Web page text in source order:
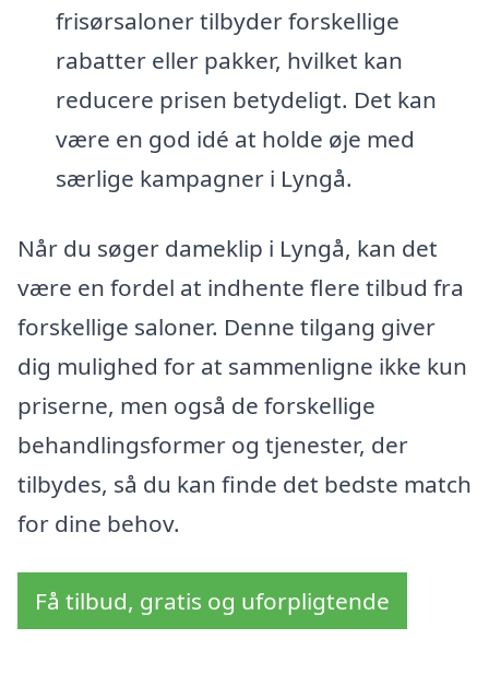
frisørsaloner tilbyder forskellige
rabatter eller pakker, hvilket kan
reducere prisen betydeligt. Det kan
være en god idé at holde øje med
særlige kampagner i Lyngå.
Når du søger dameklip i Lyngå, kan det
være en fordel at indhente flere tilbud fra
forskellige saloner. Denne tilgang giver
dig mulighed for at sammenligne ikke kun
priserne, men også de forskellige
behandlingsformer og tjenester, der
tilbydes, så du kan finde det bedste match
for dine behov.
Få tilbud, gratis og uforpligtende